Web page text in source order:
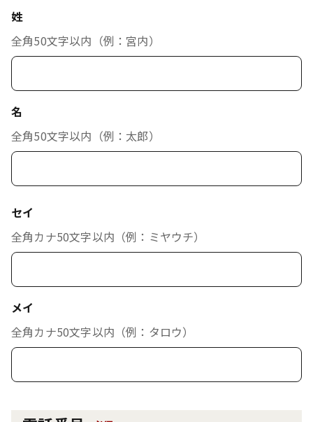
姓
全角50文字以内（例：宮内）
名
全角50文字以内（例：太郎）
セイ
全角カナ50文字以内（例：ミヤウチ）
メイ
全角カナ50文字以内（例：タロウ）